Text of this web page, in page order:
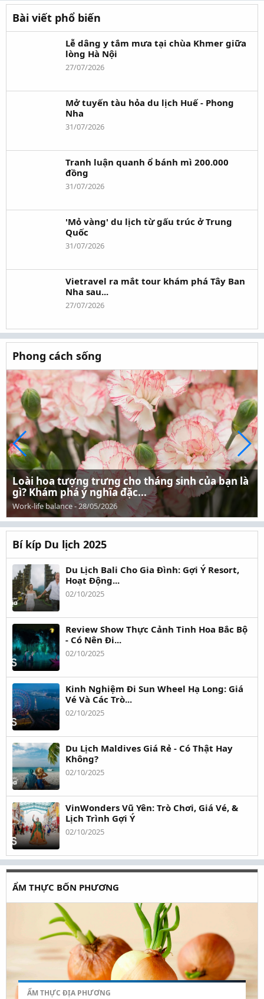
Bài viết phổ biến
Lễ dâng y tắm mưa tại chùa Khmer giữa
lòng Hà Nội
27/07/2026
Mở tuyến tàu hỏa du lịch Huế - Phong
Nha
31/07/2026
Tranh luận quanh ổ bánh mì 200.000
đồng
31/07/2026
'Mỏ vàng' du lịch từ gấu trúc ở Trung
Quốc
31/07/2026
Vietravel ra mắt tour khám phá Tây Ban
Nha sau...
27/07/2026
Phong cách sống
Loài hoa tượng trưng cho tháng sinh của bạn là
gì? Khám phá ý nghĩa đặc...
Work-life balance-28/05/2026
Bí kíp Du lịch 2025
Du Lịch Bali Cho Gia Đình: Gợi Ý Resort,
Hoạt Động...
02/10/2025
Review Show Thực Cảnh Tinh Hoa Bắc Bộ
- Có Nên Đi...
02/10/2025
Kinh Nghiệm Đi Sun Wheel Hạ Long: Giá
Vé Và Các Trò...
02/10/2025
Du Lịch Maldives Giá Rẻ - Có Thật Hay
Không?
02/10/2025
VinWonders Vũ Yên: Trò Chơi, Giá Vé, &
Lịch Trình Gợi Ý
02/10/2025
ẨM THỰC BỐN PHƯƠNG
ẨM THỰC ĐỊA PHƯƠNG